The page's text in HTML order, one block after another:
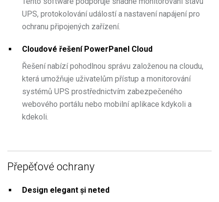
UPS, protokolování událostí a nastavení napájení pro
ochranu připojených zařízení.
Cloudové řešení PowerPanel Cloud
Řešení nabízí pohodlnou správu založenou na cloudu,
která umožňuje uživatelům přístup a monitorování
systémů UPS prostřednictvím zabezpečeného
webového portálu nebo mobilní aplikace kdykoli a
kdekoli.
Přepěťové ochrany
Design elegant și neted